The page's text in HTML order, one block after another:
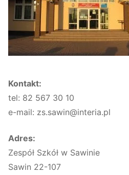
Kontakt:
tel: 82 567 30 10
e-mail: zs.sawin@interia.pl
Adres:
Zespół Szkół w Sawinie
Sawin 22-107